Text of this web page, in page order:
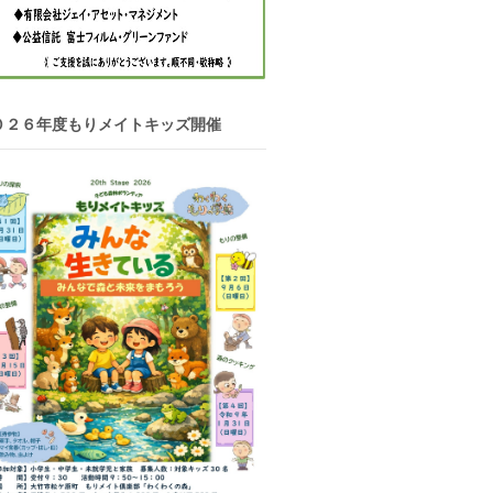
２６年度もりメイトキッズ開催